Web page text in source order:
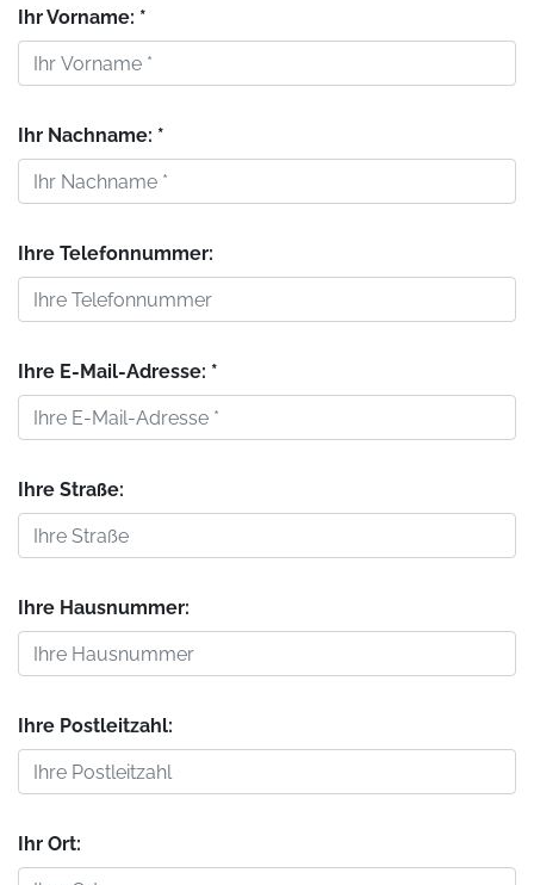
Ihr Vorname: *
Ihr Nachname: *
Ihre Telefonnummer:
Ihre E-Mail-Adresse: *
Ihre Straße:
Ihre Hausnummer:
Ihre Postleitzahl:
Ihr Ort: